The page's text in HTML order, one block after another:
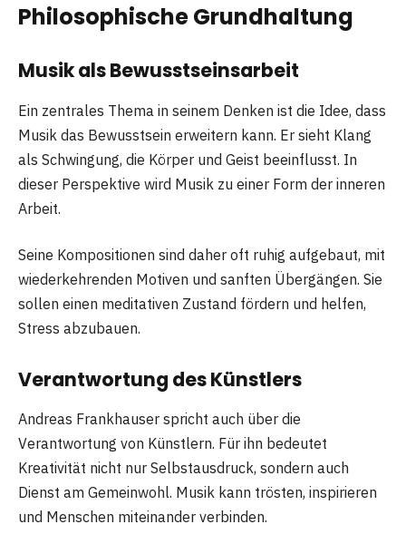
Philosophische Grundhaltung
Musik als Bewusstseinsarbeit
Ein zentrales Thema in seinem Denken ist die Idee, dass
Musik das Bewusstsein erweitern kann. Er sieht Klang
als Schwingung, die Körper und Geist beeinflusst. In
dieser Perspektive wird Musik zu einer Form der inneren
Arbeit.
Seine Kompositionen sind daher oft ruhig aufgebaut, mit
wiederkehrenden Motiven und sanften Übergängen. Sie
sollen einen meditativen Zustand fördern und helfen,
Stress abzubauen.
Verantwortung des Künstlers
Andreas Frankhauser spricht auch über die
Verantwortung von Künstlern. Für ihn bedeutet
Kreativität nicht nur Selbstausdruck, sondern auch
Dienst am Gemeinwohl. Musik kann trösten, inspirieren
und Menschen miteinander verbinden.